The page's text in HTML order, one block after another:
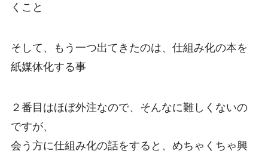
くこと
そして、もう一つ出てきたのは、仕組み化の本を
紙媒体化する事
２番目はほぼ外注なので、そんなに難しくないの
ですが、
会う方に仕組み化の話をすると、めちゃくちゃ興